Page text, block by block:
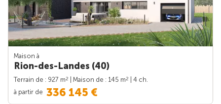
Maison à
Rion-des-Landes (40)
Terrain de : 927 m2 | Maison de : 145 m2
| 4 ch.
à partir de 336 145 €